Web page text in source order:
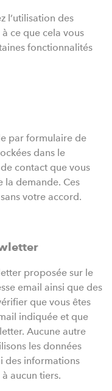
l’utilisation des
ce que cela vous
fonctionnalités
par formulaire de
dans le
contact que vous
la demande. Ces
votre accord.
proposée sur le
email ainsi que des
que vous êtes
indiquée et que
Aucune autre
les données
des informations
aucun tiers.